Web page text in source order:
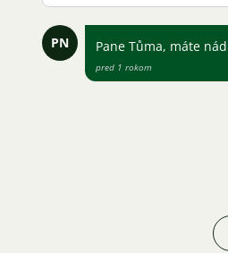
PN Pane Tůma, máte
pred 1 rokom